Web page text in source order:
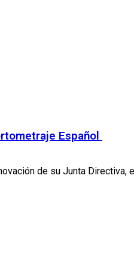
Español
de su Junta